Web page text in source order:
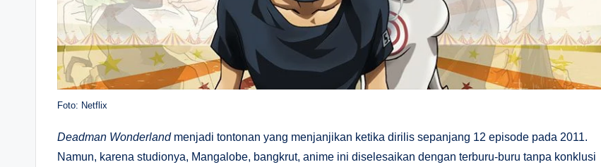
Foto: Netflix
Deadman Wonderlandmenjadi tontonan yang menjanjikan ketika dirilis sepanjang 12 episode pada 2011.
Namun, karena studionya, Mangalobe, bangkrut, anime ini diselesaikan dengan terburu-buru tanpa konklusi